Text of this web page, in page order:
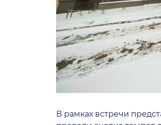
В рамках встречи